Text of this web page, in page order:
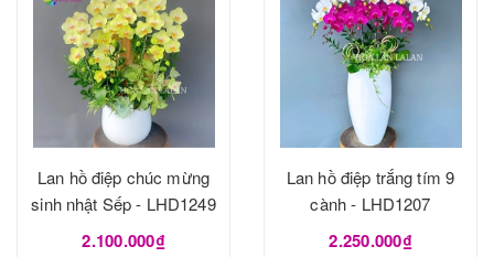
Lan hồ điệp chúc mừng
sinh nhật Sếp - LHD1249
2.100.000₫
Lan hồ điệp trắng tím 9
cành - LHD1207
2.250.000₫